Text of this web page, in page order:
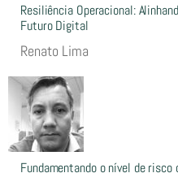
Resiliência Operacional:
Futuro Digital
Renato Lima
Fundamentando o nível de risco